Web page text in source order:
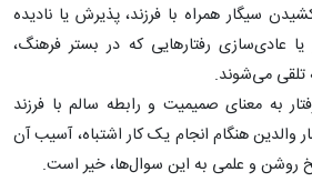
سیگار همراه با فرزند، پذیرش یا نادیده
یا عادی‌سازی رفتارهایی که در بستر فرهنگ،
تلقی می‌شوند.
به معنای صمیمیت و رابطه سالم با فرزند
والدین هنگام انجام یک کار اشتباه، آسیب آن
روشن و علمی به این سوال‌ها، خیر است.